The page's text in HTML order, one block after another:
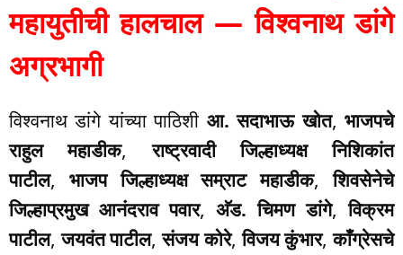
महायुतीची हालचाल — विश्वनाथ डांगे
अग्रभागी
विश्वनाथ डांगे यांच्या पाठिशी आ. सदाभाऊ खोत,भाजपचे
राहुल महाडीक,राष्ट्रवादी जिल्हाध्यक्ष निशिकांत
पाटील, भाजप जिल्हाध्यक्ष सम्राट महाडीक,शिवसेनेचे
जिल्हाप्रमुख आनंदराव पवार, अ‍ॅड. चिमण डांगे,विक्रम
पाटील,जयवंत पाटील,संजय कोरे,विजय कुंभार,काँग्रेसचे